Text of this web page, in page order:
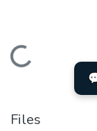
Loading...
Files